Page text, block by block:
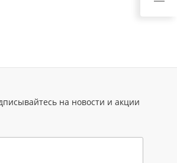
на новости и акции